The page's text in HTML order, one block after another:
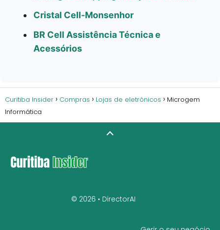
Cristal Cell-Monsenhor
BR Cell Assistência Técnica e
Acessórios
Curitiba Insider Compras Lojas de eletrônicos
Microgem
Informática
© 2026 • DirectorAI